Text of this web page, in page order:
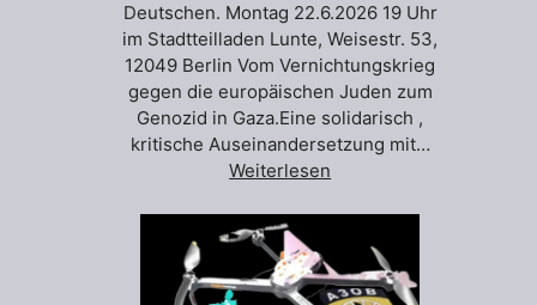
Deutschen. Montag 22.6.2026 19 Uhr
im Stadtteilladen Lunte, Weisestr. 53,
12049 Berlin Vom Vernichtungskrieg
gegen die europäischen Juden zum
Genozid in Gaza.Eine solidarisch ,
kritische Auseinandersetzung mit…
Weiterlesen